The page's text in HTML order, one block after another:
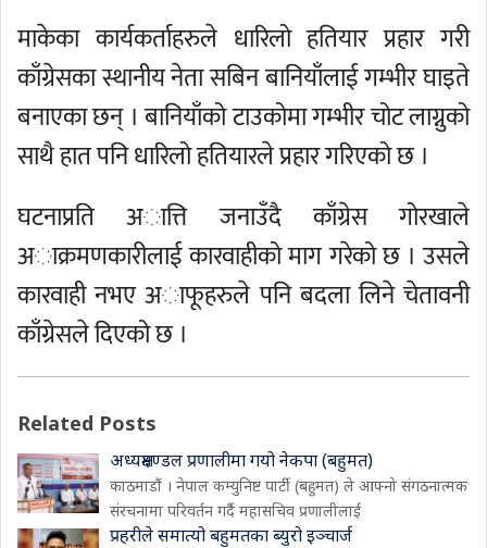
माकेका कार्यकर्ताहरुले धारिलो हतियार प्रहार गरी
काँग्रेसका स्थानीय नेता सबिन बानियाँलाई गम्भीर घाइते
बनाएका छन् । बानियाँको टाउकोमा गम्भीर चोट लाग्नुको
साथै हात पनि धारिलो हतियारले प्रहार गरिएको छ ।
घटनाप्रति अात्ति जनाउँदै काँग्रेस गोरखाले
अाक्रमणकारीलाई कारवाहीको माग गरेको छ । उसले
कारवाही नभए अाफूहरुले पनि बदला लिने चेतावनी
काँग्रेसले दिएको छ ।
Related Posts
अध्यक्षमण्डल प्रणालीमा गयो नेकपा (बहुमत)
काठमाडौं । नेपाल कम्युनिष्ट पार्टी (बहुमत) ले आफ्नो संगठनात्मक
संरचनामा परिवर्तन गर्दै महासचिव प्रणालीलाई
प्रहरीले समात्यो बहुमतका ब्युरो इञ्चार्ज